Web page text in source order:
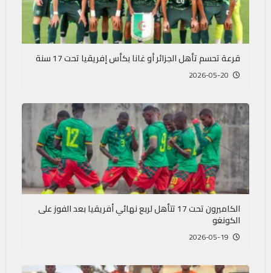
قرعة تحسم تأهل الجزائر أو غانا بكأس إفريقيا تحت 17 سنة
الكاميرون تحت 17 تتأهل لربع نهائي أفريقيا بعد الفوز على
الكونغو